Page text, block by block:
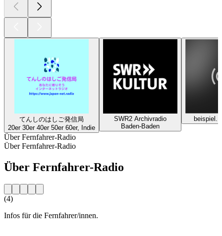
てんしのはしご発信局
20er 30er 40er 50er 60er, Indie
SWR2 Archivradio
Baden-Baden
Über Fernfahrer-Radio
Über Fernfahrer-Radio
Über Fernfahrer-Radio
(4)
Infos für die Fernfahrer/innen.